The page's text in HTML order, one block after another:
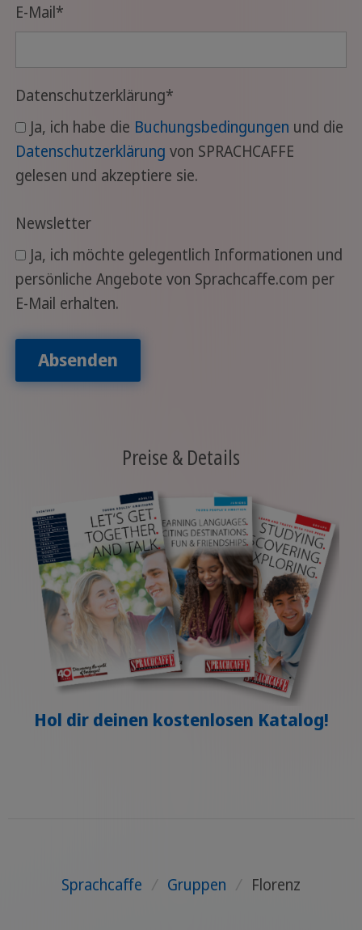
E-Mail*
Datenschutzerklärung*
Ja, ich habe die Buchungsbedingungen und die
Datenschutzerklärung von SPRACHCAFFE
gelesen und akzeptiere sie.
Newsletter
persönliche Angebote von Sprachcaffe.com per
E-Mail erhalten.
Absenden
Preise & Details
Hol dir deinen kostenlosen Katalog!
Sprachcaffe / Gruppen / Florenz